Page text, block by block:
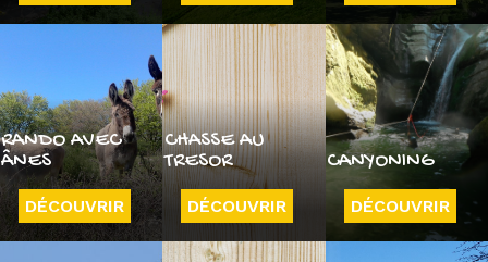
RANDO AVEC
ÂNES
DÉCOUVRIR
CHASSE AU
TRESOR
DÉCOUVRIR
CANYONING
DÉCOUVRIR